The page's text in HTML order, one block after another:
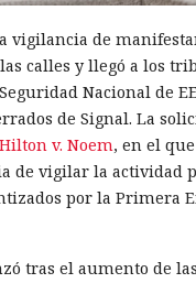
la extracción de
materiales públicos
proceso para detectar
secretos. La IA ayudó
cadena para ejecutar
claves y código
hosts, y los
de decenas
vigilancia de
calles y llegó a los
Nacional de
de Signal. La
Hilton v. Noem, en el
de vigilar la actividad
por la Primera
tras el aumento de